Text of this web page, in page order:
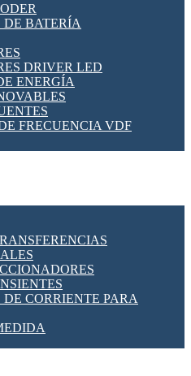
DE CABLE
IOT
DE BATERÍA
DRIVER LED
ENERGÍA
FRECUENCIA VDF
CORRIENTE PARA